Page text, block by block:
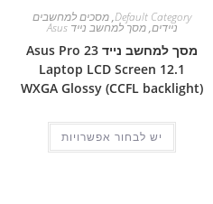
Default Category
,מסכים למחשבים
ניידים,מסך למחשב נייד Asus
מסך למחשב נייד Asus Pro 23
Laptop LCD Screen 12.1
WXGA Glossy (CCFL backlight)
יש לבחור אפשרויות